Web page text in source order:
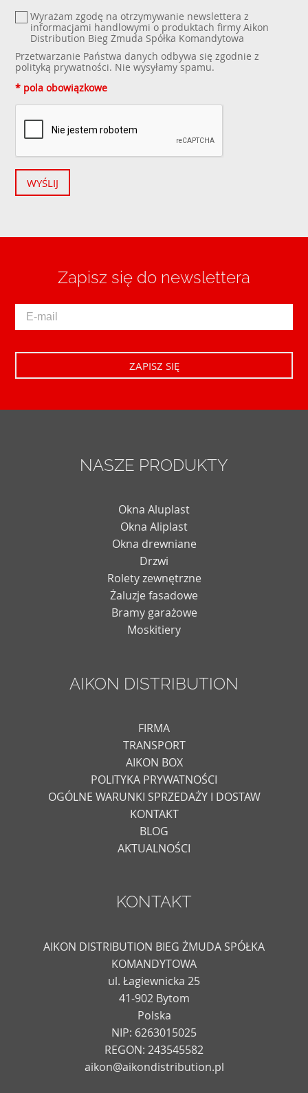
Wyrażam zgodę na otrzymywanie newslettera z
informacjami handlowymi o produktach firmy Aikon
Distribution Bieg Żmuda Spółka Komandytowa
Przetwarzanie Państwa danych odbywa się zgodnie z
polityką prywatności. Nie wysyłamy spamu.
* pola obowiązkowe
WYŚLIJ
Zapisz się do newslettera
NASZE PRODUKTY
Okna Aluplast
Okna Aliplast
Okna drewniane
Drzwi
Rolety zewnętrzne
Żaluzje fasadowe
Bramy garażowe
Moskitiery
AIKON DISTRIBUTION
FIRMA
TRANSPORT
AIKON BOX
POLITYKA PRYWATNOŚCI
OGÓLNE WARUNKI SPRZEDAŻY I DOSTAW
KONTAKT
BLOG
AKTUALNOŚCI
KONTAKT
AIKON DISTRIBUTION BIEG ŻMUDA SPÓŁKA
KOMANDYTOWA
ul. Łagiewnicka 25
41-902 Bytom
Polska
NIP: 6263015025
REGON: 243545582
aikon@aikondistribution.pl